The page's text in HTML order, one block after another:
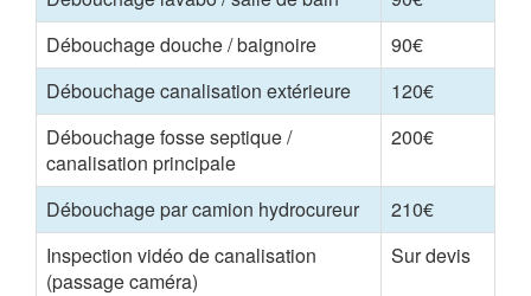
Débouchage douche / baignoire
90€
Débouchage canalisation extérieure
120€
Débouchage fosse septique /
canalisation principale
200€
Débouchage par camion hydrocureur
210€
Inspection vidéo de canalisation
(passage caméra)
Sur devis